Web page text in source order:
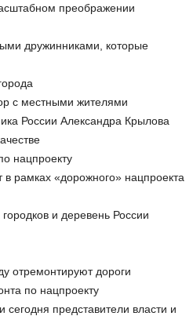
преображении
дружинниками, которые
с местными жителями
России Александра Крылова
нацпроекту
рамках «дорожного» нацпроекта
и деревень России
отремонтируют дороги
по нацпроекту
представители власти и